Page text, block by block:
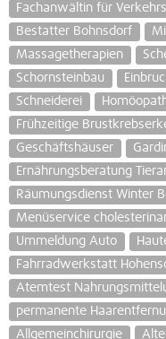
Fachanwältin für
Bestatter Bohnsdorf
Massagetherapien
Schornsteinbau
Schneiderei
Frühzeitige
Geschäftshäuser
Ernährungsberatung
Räumungsdienst Winter
Menüservice
Ummeldung Auto
Fahrradwerkstatt
Atemtest
permanente
Allgemeinchirurgie